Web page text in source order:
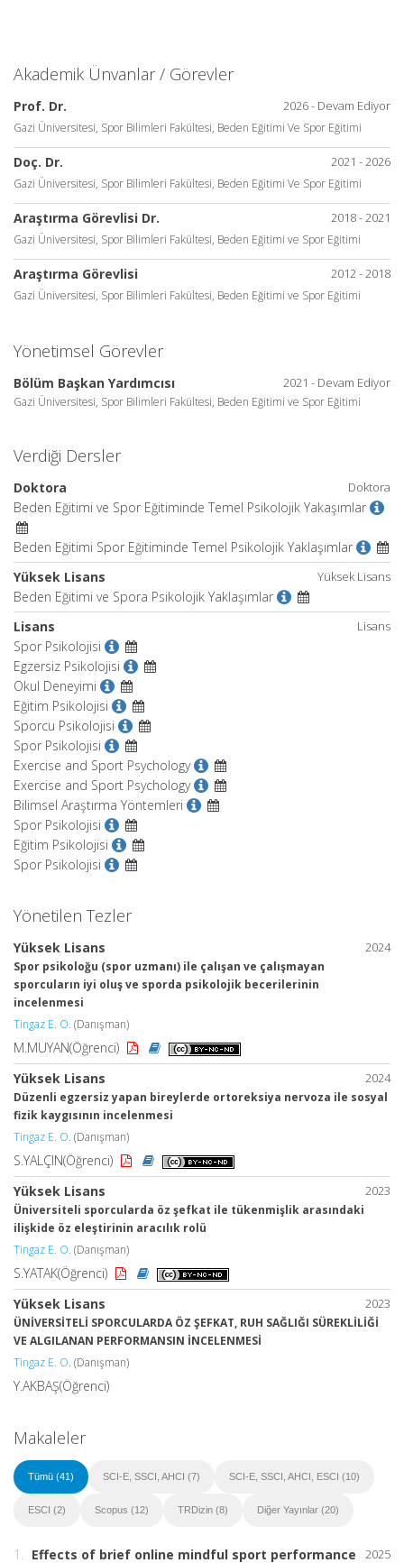
Akademik Ünvanlar / Görevler
2026 - Devam Ediyor
Prof. Dr.
Gazi Üniversitesi, Spor Bilimleri Fakültesi, Beden Eğitimi Ve Spor Eğitimi
2021 - 2026
Doç. Dr.
Gazi Üniversitesi, Spor Bilimleri Fakültesi, Beden Eğitimi Ve Spor Eğitimi
2018 - 2021
Araştırma Görevlisi Dr.
Gazi Üniversitesi, Spor Bilimleri Fakültesi, Beden Eğitimi ve Spor Eğitimi
2012 - 2018
Araştırma Görevlisi
Gazi Üniversitesi, Spor Bilimleri Fakültesi, Beden Eğitimi ve Spor Eğitimi
Yönetimsel Görevler
2021 - Devam Ediyor
Bölüm Başkan Yardımcısı
Gazi Üniversitesi, Spor Bilimleri Fakültesi, Beden Eğitimi ve Spor Eğitimi
Verdiği Dersler
Doktora
Doktora
Beden Eğitimi ve Spor Eğitiminde Temel Psikolojik Yakaşımlar
Beden Eğitimi Spor Eğitiminde Temel Psikolojik Yaklaşımlar
Yüksek Lisans
Yüksek Lisans
Beden Eğitimi ve Spora Psikolojik Yaklaşımlar
Lisans
Lisans
Spor Psikolojisi
Egzersiz Psikolojisi
Okul Deneyimi
Eğitim Psikolojisi
Sporcu Psikolojisi
Spor Psikolojisi
Exercise and Sport Psychology
Exercise and Sport Psychology
Bilimsel Araştırma Yöntemleri
Spor Psikolojisi
Eğitim Psikolojisi
Spor Psikolojisi
Yönetilen Tezler
2024
Yüksek Lisans
Spor psikoloğu (spor uzmanı) ile çalışan ve çalışmayan
sporcuların iyi oluş ve sporda psikolojik becerilerinin
incelenmesi
Tingaz E. O. (Danışman)
M.MUYAN(Öğrenci)
2024
Yüksek Lisans
Düzenli egzersiz yapan bireylerde ortoreksiya nervoza ile sosyal
fizik kaygısının incelenmesi
Tingaz E. O. (Danışman)
S.YALÇIN(Öğrenci)
2023
Yüksek Lisans
Üniversiteli sporcularda öz şefkat ile tükenmişlik arasındaki
ilişkide öz eleştirinin aracılık rolü
Tingaz E. O. (Danışman)
S.YATAK(Öğrenci)
2023
Yüksek Lisans
ÜNİVERSİTELİ SPORCULARDA ÖZ ŞEFKAT, RUH SAĞLIĞI SÜREKLİLİĞİ
VE ALGILANAN PERFORMANSIN İNCELENMESİ
Tingaz E. O. (Danışman)
Y.AKBAŞ(Öğrenci)
Makaleler
Tümü (41) SCI-E, SSCI, AHCI (7) SCI-E, SSCI, AHCI, ESCI (10)
ESCI (2) Scopus (12) TRDizin (8) Diğer Yayınlar (20)
2025
1. Effects of brief online mindful sport performance